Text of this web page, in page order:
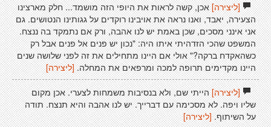
[ליצירה]אכן, קשה לראות את היופי הזה מושמד... חלק מארצינו
הצעירה, יאבד, ואנו נראה את אויבינו רוקדים על גגותינו הנטושים. גם
אני אינני מסכים, שכן באמת יש לנו אהבה, ורק אם נתמקד בה ננצח.
המשפט שהכי הזדהיתי איתו היה: "נכון יש פנים אל פנים אבל רק
כשהאקדח ברקה?" אולי אם היינו מתחילים את זה לפני שלושה שנים
היינו מקדימים תרופה למכה ומרפאים את המחלה. [ליצירה]
[ליצירה]הייתי שם, ולא בנסיבות משמחות לצערי. אכן מקום
שליו ויפה. לא מסכימה עם דברייך. יש לנו אהבה והיא תנצח. תודה
על השיתוף. [ליצירה]